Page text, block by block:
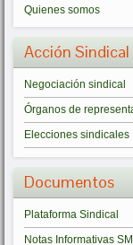
Quienes somos
Acción Sindical
Negociación sindical
Órganos de
Elecciones sindicales
Documentos
Plataforma Sindical
Notas Informativas